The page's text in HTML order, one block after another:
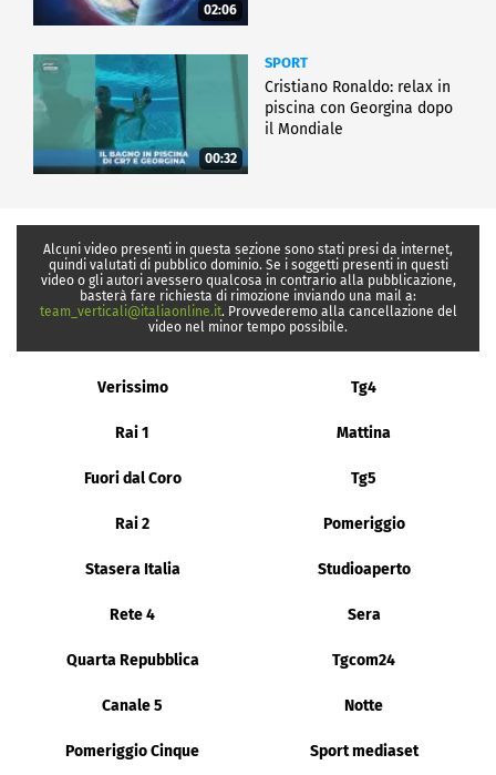
02:06
00:32
SPORT
Cristiano Ronaldo: relax in
piscina con Georgina dopo
il Mondiale
Alcuni video presenti in questa sezione sono stati presi da internet,
quindi valutati di pubblico dominio. Se i soggetti presenti in questi
video o gli autori avessero qualcosa in contrario alla pubblicazione,
basterà fare richiesta di rimozione inviando una mail a:
team_verticali@italiaonline.it. Provvederemo alla cancellazione del
video nel minor tempo possibile.
Verissimo Tg4
Rai 1 Mattina
Fuori dal Coro Tg5
Rai 2 Pomeriggio
Stasera Italia Studioaperto
Rete 4 Sera
Quarta Repubblica Tgcom24
Canale 5 Notte
Pomeriggio Cinque Sport mediaset